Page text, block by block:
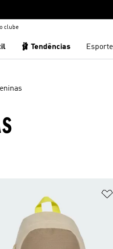
clube
🩰 Tendências